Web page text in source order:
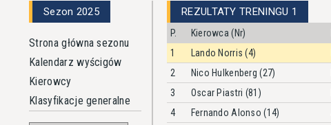
Sezon 2025
Strona główna sezonu
Kalendarz wyścigów
Kierowcy
Klasyfikacje generalne
REZULTATY TRENINGU 1
P. Kierowca (Nr)
1
Lando Norris (4)
2
Nico Hulkenberg (27)
3
Oscar Piastri (81)
4
Fernando Alonso (14)